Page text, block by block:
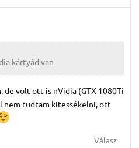
kártyád van
de volt ott is nVidia (GTX 1080Ti
nem tudtam kitessékelni, ott
Válasz